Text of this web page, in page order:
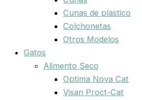
Cunas de plastico
Colchonetas
Otros Modelos
Gatos
Alimento Seco
Optima Nova Cat
Visan Proct-Cat